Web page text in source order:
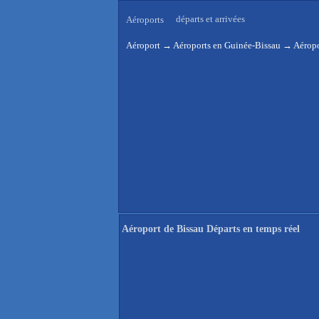
Aéroports départs et arrivées
Aéroport → Aéroports en Guinée-Bissau →
Aéroport de Bissau Départs en temps réel